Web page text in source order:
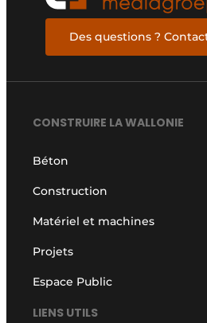
Des questions ?
CONSTRUIRE LA WALLONIE
Béton
Construction
Matériel et machines
Projets
Espace Public
LIENS UTILS